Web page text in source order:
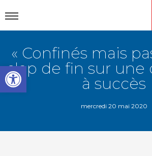
DÉCOUVRIR CAP48
« Confinés mais
clap de fin sur une
à succès
mercredi 20 mai 2020
Open toolbar